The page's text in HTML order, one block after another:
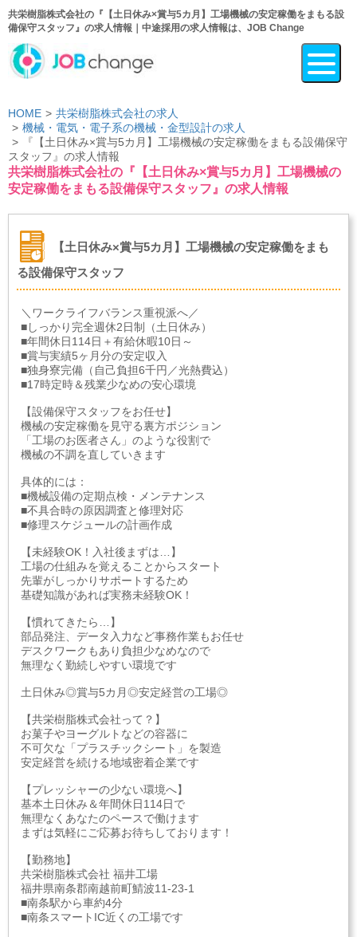
共栄樹脂株式会社の『【土日休み×賞与5カ月】工場機械の安定稼働をまもる設
備保守スタッフ』の求人情報｜中途採用の求人情報は、JOB Change
HOME
共栄樹脂株式会社の求人
機械・電気・電子系の機械・金型設計の求人
『【土日休み×賞与5カ月】工場機械の安定稼働をまもる設備保守
スタッフ』の求人情報
共栄樹脂株式会社の『【土日休み×賞与5カ月】工場機械の
安定稼働をまもる設備保守スタッフ』の求人情報
【土日休み×賞与5カ月】工場機械の安定稼働をまも
る設備保守スタッフ
＼ワークライフバランス重視派へ／
■しっかり完全週休2日制（土日休み）
■年間休日114日＋有給休暇10日～
■賞与実績5ヶ月分の安定収入
■独身寮完備（自己負担6千円／光熱費込）
■17時定時＆残業少なめの安心環境
【設備保守スタッフをお任せ】
機械の安定稼働を見守る裏方ポジション
「工場のお医者さん」のような役割で
機械の不調を直していきます
具体的には：
■機械設備の定期点検・メンテナンス
■不具合時の原因調査と修理対応
■修理スケジュールの計画作成
【未経験OK！入社後まずは…】
工場の仕組みを覚えることからスタート
先輩がしっかりサポートするため
基礎知識があれば実務未経験OK！
【慣れてきたら…】
部品発注、データ入力など事務作業もお任せ
デスクワークもあり負担少なめなので
無理なく勤続しやすい環境です
土日休み◎賞与5カ月◎安定経営の工場◎
【共栄樹脂株式会社って？】
お菓子やヨーグルトなどの容器に
不可欠な「プラスチックシート」を製造
安定経営を続ける地域密着企業です
【プレッシャーの少ない環境へ】
基本土日休み＆年間休日114日で
無理なくあなたのペースで働けます
まずは気軽にご応募お待ちしております！
【勤務地】
共栄樹脂株式会社 福井工場
福井県南条郡南越前町鯖波11-23-1
■南条駅から車約4分
■南条スマートIC近くの工場です